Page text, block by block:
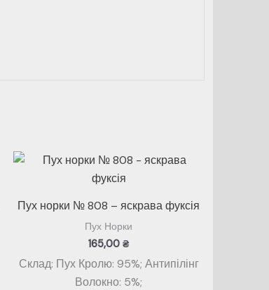
Пух норки № 808 – яскрава фуксія
Пух Норки
165,00₴
Склад: Пух Кролю: 95%; Антипілінг
Волокно: 5%;